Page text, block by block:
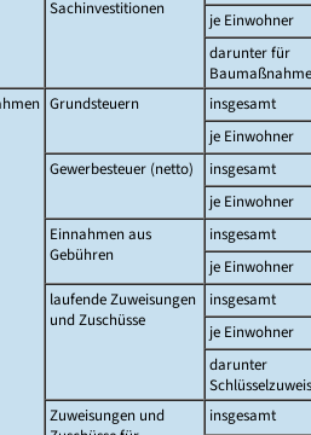
Sachinvestitionen
je Einwohner
darunter für
Grundsteuern insgesamt
je Einwohner
Gewerbesteuer (netto)
insgesamt
je Einwohner
Einnahmen aus
Gebühren
insgesamt
je Einwohner
laufende Zuweisungen
und Zuschüsse
insgesamt
je Einwohner
darunter
Zuweisungen und
insgesamt